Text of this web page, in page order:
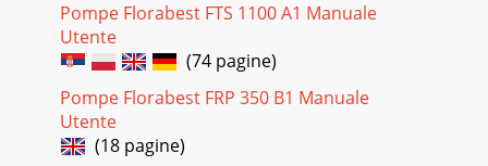
correnteO interruptor utuante auto-mático nã
Pagina 25 - Descrição geral
31PTDados técnicosTipo ... FTS 1100 A1Tomada de
corrente...230 V ~ 50 HzPotência de entrada ...
Pagina 26 - Colocação em
Pompe Florabest FTS 1100 A1 Manuale
Utente
(74 pagine)
Pompe Florabest FRP 350 B1 Manuale
Utente
(18 pagine)